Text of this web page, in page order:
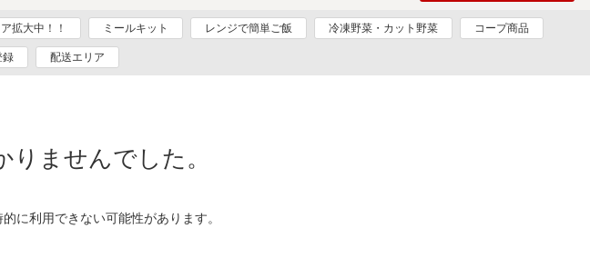
拡大中！！ ミールキット レンジで簡単ご飯 冷凍野菜・カット野菜 コープ商品
録 配送エリア
ませんでした。
に利用できない可能性があります。